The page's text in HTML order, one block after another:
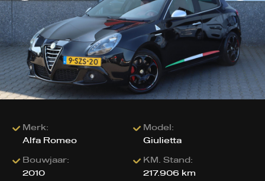
Merk:
Alfa Romeo
Model:
Giulietta
Bouwjaar:
2010
KM. Stand:
217.906 km